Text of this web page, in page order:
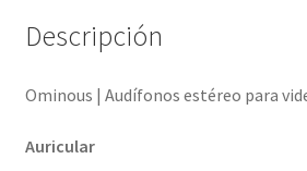
Descripción
Ominous | Audífonos estéreo para
Auricular